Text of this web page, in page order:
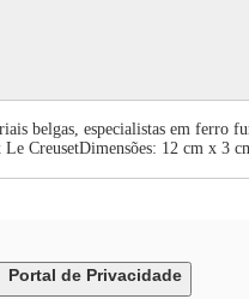
belgas, especialistas em ferro
CreusetDimensões: 12 cm x 3
Portal de Privacidade